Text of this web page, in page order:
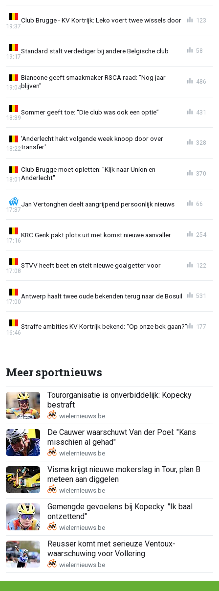
Club Brugge - KV Kortrijk: Leko voert twee wissels door
19:37
123
Standard stalt verdediger bij andere Belgische club
19:17
58
Biancone geeft smaakmaker RSCA raad: "Nog jaar
blijven"
19:04
486
Sommer geeft toe: “Die club was ook een optie”
18:39
431
'Anderlecht hakt volgende week knoop door over
transfer'
18:22
328
Club Brugge moet opletten: "Kijk naar Union en
Anderlecht"
18:01
370
Jan Vertonghen deelt aangrijpend persoonlijk nieuws
17:37
66
KRC Genk pakt plots uit met komst nieuwe aanvaller
17:16
254
STVV heeft beet en stelt nieuwe goalgetter voor
17:08
122
Antwerp haalt twee oude bekenden terug naar de Bosuil
17:00
531
Straffe ambities KV Kortrijk bekend: “Op onze bek gaan?”
16:46
177
Meer sportnieuws
Tourorganisatie is onverbiddelijk: Kopecky
bestraft
De Cauwer waarschuwt Van der Poel: "Kans
misschien al gehad"
Visma krijgt nieuwe mokerslag in Tour, plan B
meteen aan diggelen
Gemengde gevoelens bij Kopecky: "Ik baal
ontzettend"
Reusser komt met serieuze Ventoux-
waarschuwing voor Vollering